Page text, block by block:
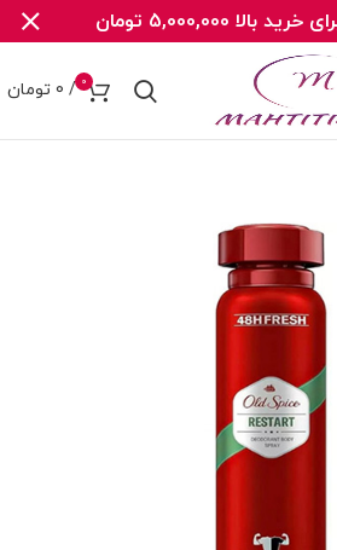
0
/
0 تومان
5,000,000 تومان